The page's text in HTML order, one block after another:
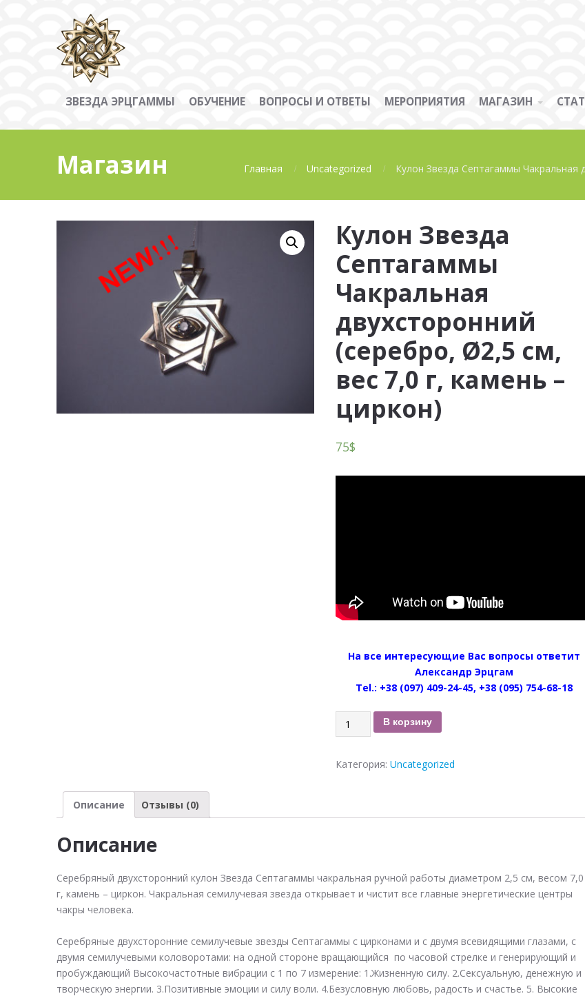
ЗВЕЗДА ЭРЦГАММЫ ОБУЧЕНИЕ ВОПРОСЫ И ОТВЕТЫ МЕРОПРИЯТИЯ МАГАЗИН
Магазин Главная Uncategorized Кулон Звезда Септагаммы Чакральная
Кулон Звезда
Септагаммы
Чакральная
двухсторонний
(серебро, Ø2,5 см,
вес 7,0 г, камень –
циркон)
75$
На все интересующие Вас вопросы ответит
Александр Эрцгам
Tel.: +38 (097) 409-24-45, +38 (095) 754-68-18
Количество
Кулон
Септагаммы
7,0
г,
циркон)
В корзину
Категория: Uncategorized
Описание Отзывы (0)
Описание
Серебряный двухсторонний кулон Звезда Септагаммы чакральная ручной работы диаметром 2,5 см, весом 7,0
г, камень – циркон. Чакральная семилучевая звезда открывает и чистит все главные энергетические центры
чакры человека.
Серебряные двухсторонние семилучевые звезды Септагаммы с цирконами и с двумя всевидящими глазами, с
двумя семилучевыми коловоротами: на одной стороне вращающийся по часовой стрелке и генерирующий и
пробуждающий Высокочастотные вибрации с 1 по 7 измерение: 1.Жизненную силу. 2.Сексуальную, денежную и
творческую энергии. 3.Позитивные эмоции и силу воли. 4.Безусловную любовь, радость и счастье. 5. Высокие